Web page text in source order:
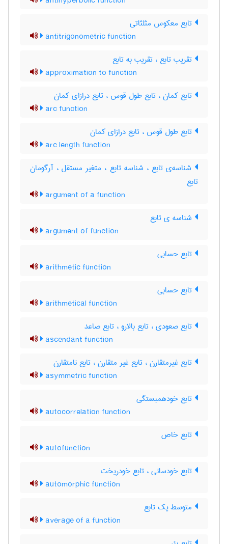
تابع معکوس مثلثاتی
antitrigonometric function
تقریب تابع ، تقریب به تابع
approximation to function
تابع کمان ، تابع طول قوس ، تابع درازای کمان
arc function
تابع طول قوس ، تابع درازای کمان
arc length function
شناسه‌ی تابع ، شناسه تابع ، متغیر مستقل ، آرگومان
تابع
argument of a function
شناسه ی تابع
argument of function
تابع حسابی
arithmetic function
تابع حسابی
arithmetical function
تابع صعودی ، تابع بالارو ، تابع صاعد
ascendant function
تابع غیرمتقارن ، تابع غیر متقارن ، تابع نامتقارن
asymmetric function
تابع خودهمبستگی
autocorrelation function
تابع خاص
autofunction
تابع خودسانی ، تابع خودریخت
automorphic function
متوسط یک تابع
average of a function